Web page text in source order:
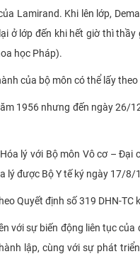
Lamirand. Khi lên lớp,
ở lớp đến khi hết giờ thì
học Pháp).
của bộ môn có thể lấy
1956 nhưng đến ngày 26/
lý với Bộ môn Vô cơ – Đại
lý được Bộ Y tế ký ngày 17/8/
Quyết định số 319 DHN-
với sự biến động liên tục của
lập, cùng với sự phát